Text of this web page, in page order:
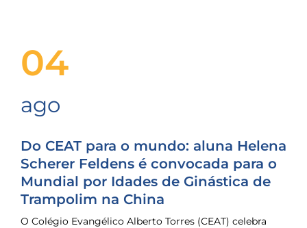
04
ago
Do CEAT para o mundo: aluna Helena
Scherer Feldens é convocada para o
Mundial por Idades de Ginástica de
Trampolim na China
O Colégio Evangélico Alberto Torres (CEAT) celebra